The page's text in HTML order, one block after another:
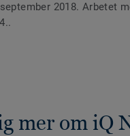
2018. Arbetet
mer om iQ